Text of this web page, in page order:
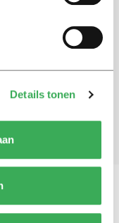
Details tonen
de nieuwsbrief van
Aanmelden